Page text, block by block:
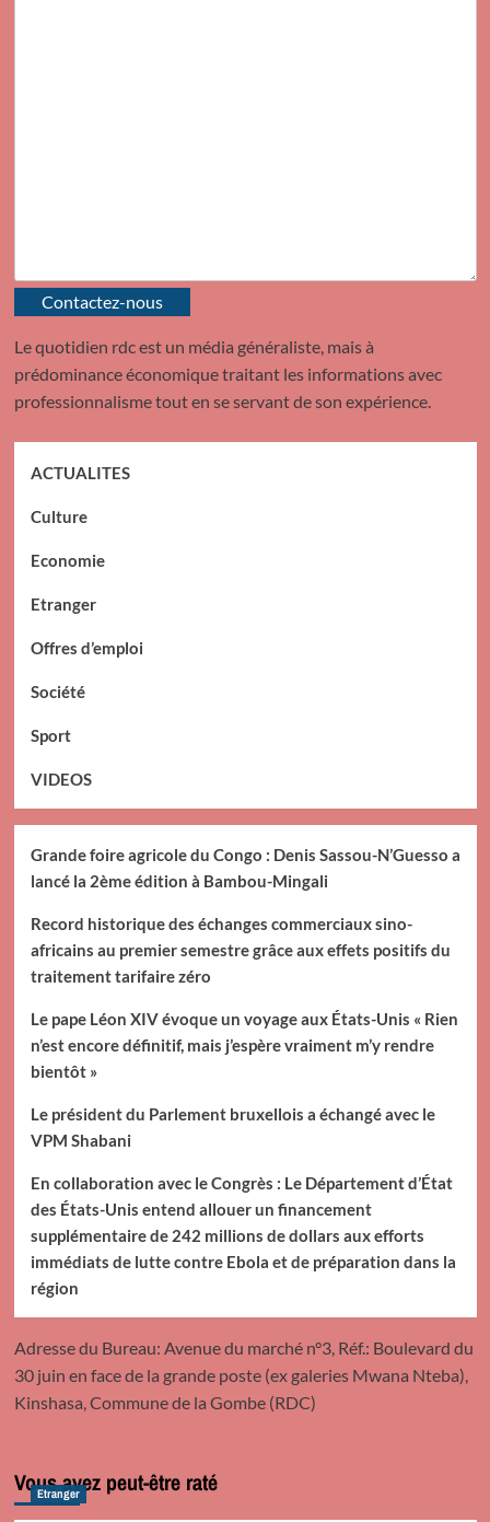
Contactez-nous
Le quotidien rdc est un média généraliste, mais à
prédominance économique traitant les informations avec
professionnalisme tout en se servant de son expérience.
ACTUALITES
Culture
Economie
Etranger
Offres d’emploi
Société
Sport
VIDEOS
Grande foire agricole du Congo : Denis Sassou-N’Guesso a
lancé la 2ème édition à Bambou-Mingali
Record historique des échanges commerciaux sino-
africains au premier semestre grâce aux effets positifs du
traitement tarifaire zéro
Le pape Léon XIV évoque un voyage aux États-Unis « Rien
n’est encore définitif, mais j’espère vraiment m’y rendre
bientôt »
Le président du Parlement bruxellois a échangé avec le
VPM Shabani
En collaboration avec le Congrès : Le Département d’État
des États-Unis entend allouer un financement
supplémentaire de 242 millions de dollars aux efforts
immédiats de lutte contre Ebola et de préparation dans la
région
Adresse du Bureau: Avenue du marché n°3, Réf.: Boulevard du
30 juin en face de la grande poste (ex galeries Mwana Nteba),
Kinshasa, Commune de la Gombe (RDC)
Vous avez peut-être raté
Etranger